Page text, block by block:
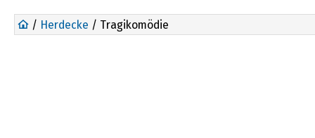
/ Herdecke / Tragikomödie